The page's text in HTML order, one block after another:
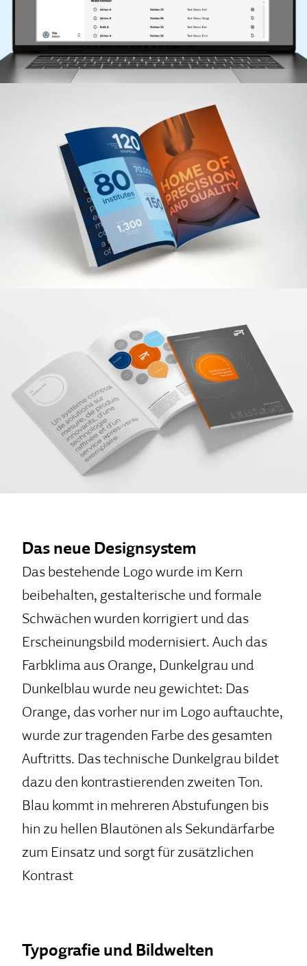
Das neue Designsystem
Das bestehende Logo wurde im Kern
beibehalten, gestalterische und formale
Schwächen wurden korrigiert und das
Erscheinungsbild modernisiert. Auch das
Farbklima aus Orange, Dunkelgrau und
Dunkelblau wurde neu gewichtet: Das
Orange, das vorher nur im Logo auftauchte,
wurde zur tragenden Farbe des gesamten
Auftritts. Das technische Dunkelgrau bildet
dazu den kontrastierenden zweiten Ton.
Blau kommt in mehreren Abstufungen bis
hin zu hellen Blautönen als Sekundärfarbe
zum Einsatz und sorgt für zusätzlichen
Kontrast
Typografie und Bildwelten